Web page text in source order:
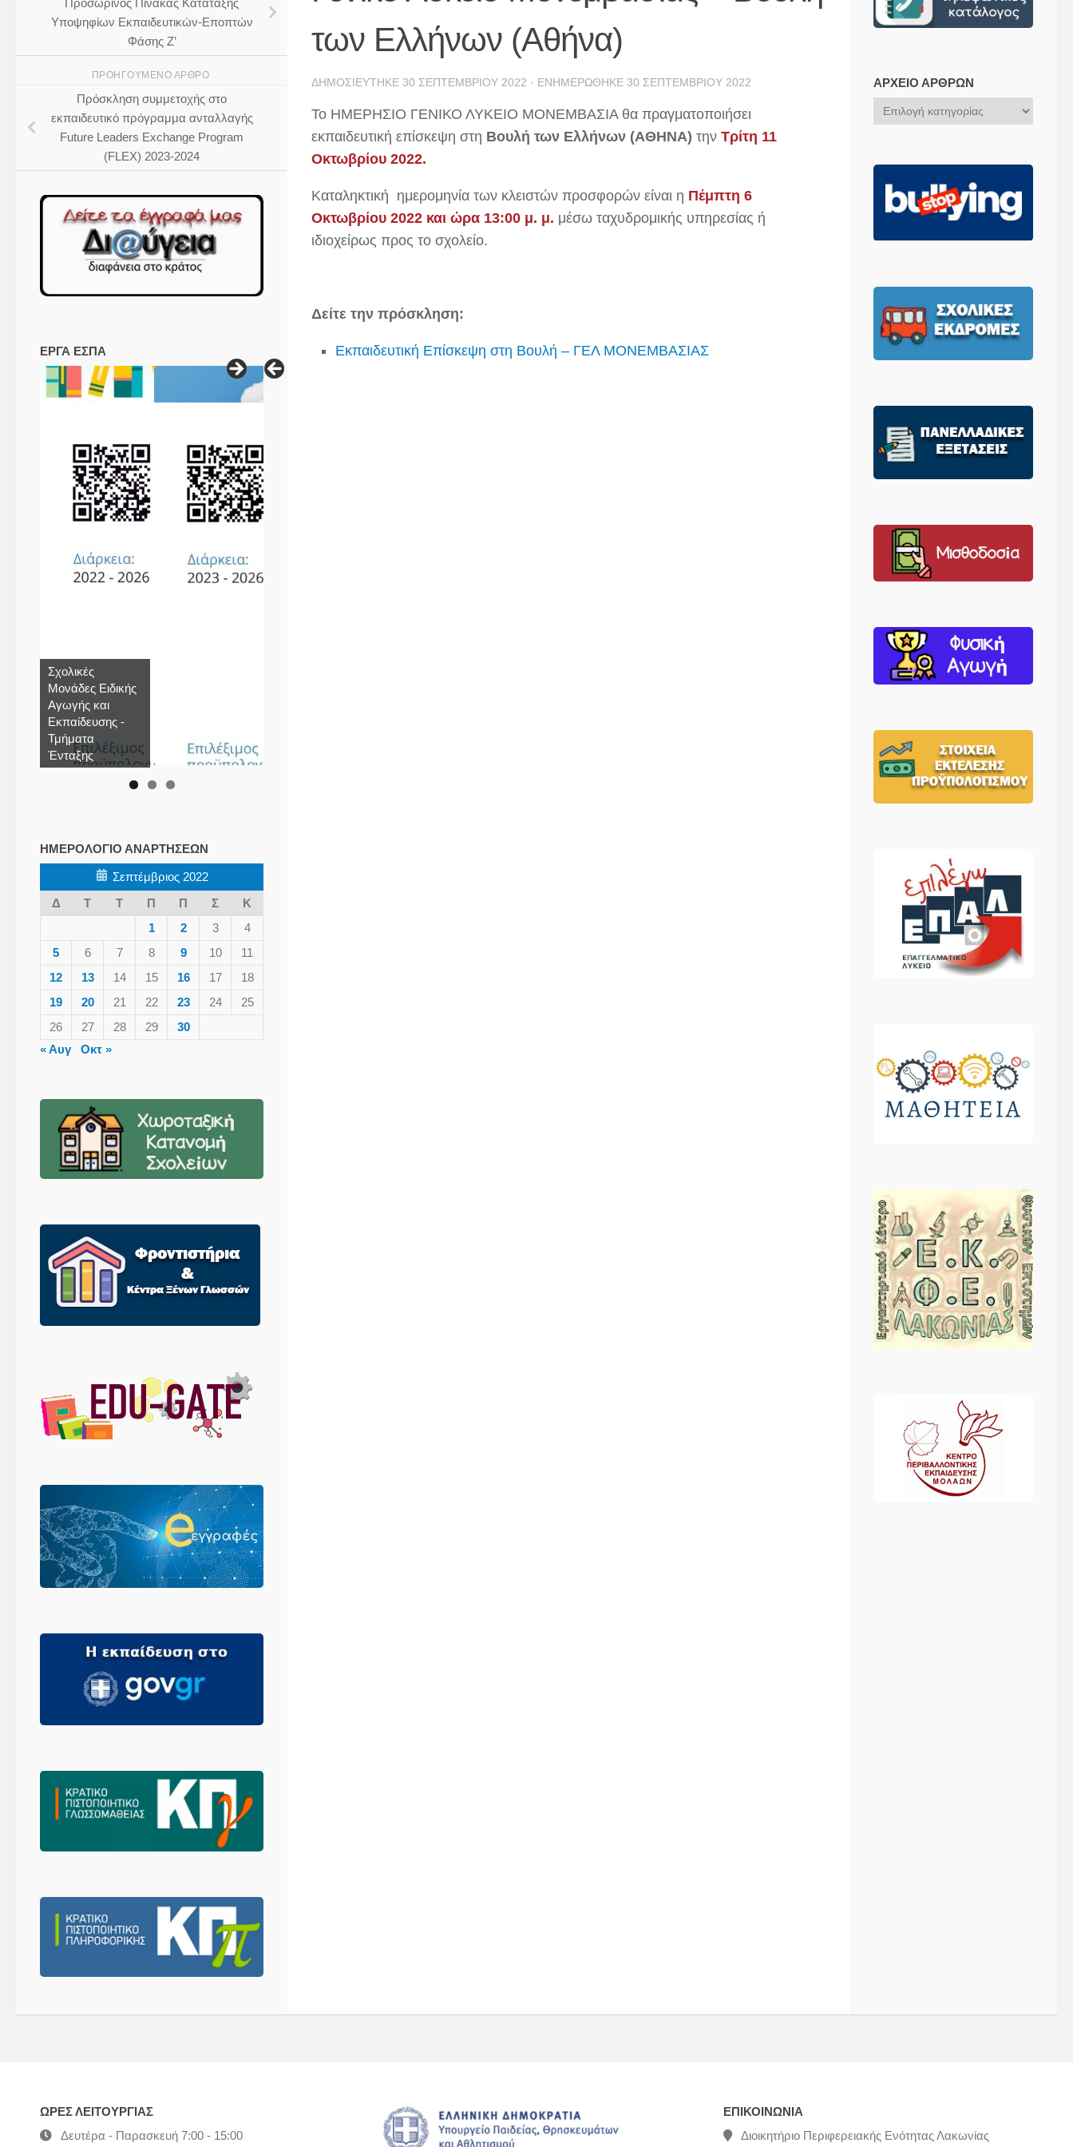
των Ελλήνων (Αθήνα)
ΔΗΜΟΣΙΕΎΤΗΚΕ 30 ΣΕΠΤΕΜΒΡΊΟΥ 2022 · ΕΝΗΜΕΡΏΘΗΚΕ 30 ΣΕΠΤΕΜΒΡΊΟΥ 2022
Το ΗΜΕΡΗΣΙΟ ΓΕΝΙΚΟ ΛΥΚΕΙΟ ΜΟΝΕΜΒΑΣΙΑ θα πραγματοποιήσει
εκπαιδευτική επίσκεψη στη Βουλή των Ελλήνων (ΑΘΗΝΑ) την Τρίτη 11
Οκτωβρίου 2022.
Καταληκτική ημερομηνία των κλειστών προσφορών είναι η Πέμπτη 6
Οκτωβρίου 2022 και ώρα 13:00 μ. μ. μέσω ταχυδρομικής υπηρεσίας ή
ιδιοχείρως προς το σχολείο.
Δείτε την πρόσκληση:
Εκπαιδευτική Επίσκεψη στη Βουλή – ΓΕΛ ΜΟΝΕΜΒΑΣΙΑΣ
Προσωρινός Πίνακας Κατάταξης
Υποψηφίων Εκπαιδευτικών-Εποπτών
Φάσης Ζ’
ΠΡΟΗΓΟΎΜΕΝΟ ΆΡΘΡΟ
Πρόσκληση συμμετοχής στο
εκπαιδευτικό πρόγραμμα ανταλλαγής
Future Leaders Exchange Program
(FLEX) 2023-2024
ΕΡΓΑ ΕΣΠΑ
Σχολικές
Μονάδες Ειδικής
Αγωγής και
Εκπαίδευσης -
Τμήματα
Ένταξης
ΗΜΕΡΟΛΌΓΙΟ ΑΝΑΡΤΉΣΕΩΝ
Σεπτέμβριος 2022
Δ
Τ Τ Π Π Σ
Κ
1
2 3
4
5
6 7 8 9 10
11
12
13 14 15 16 17
18
19
20 21 22 23 24
25
26
27 28 29
30
« Αυγ
Οκτ »
ΑΡΧΕΊΟ ΆΡΘΡΩΝ
Αρχείο
Άρθρων
ΩΡΕΣ ΛΕΙΤΟΥΡΓΙΑΣ
Δευτέρα - Παρασκευή 7:00 - 15:00
ΕΠΙΚΟΙΝΩΝΊΑ
Διοικητήριο Περιφερειακής Ενότητας Λακωνίας